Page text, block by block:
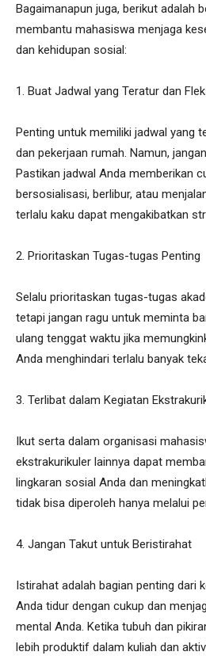
Bagaimanapun juga, berikut adalah
membantu mahasiswa menjaga
dan kehidupan sosial:
1. Buat Jadwal yang Teratur dan
Penting untuk memiliki jadwal yang
dan pekerjaan rumah. Namun,
Pastikan jadwal Anda memberikan
bersosialisasi, berlibur, atau
terlalu kaku dapat mengakibatkan
2. Prioritaskan Tugas-tugas Penting
Selalu prioritaskan tugas-tugas
tetapi jangan ragu untuk meminta
ulang tenggat waktu jika
Anda menghindari terlalu banyak
3. Terlibat dalam Kegiatan
Ikut serta dalam organisasi
ekstrakurikuler lainnya dapat
lingkaran sosial Anda dan
tidak bisa diperoleh hanya melalui
4. Jangan Takut untuk Beristirahat
Istirahat adalah bagian penting dari
Anda tidur dengan cukup dan
mental Anda. Ketika tubuh dan
lebih produktif dalam kuliah dan